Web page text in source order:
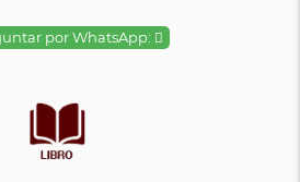
por WhatsApp: